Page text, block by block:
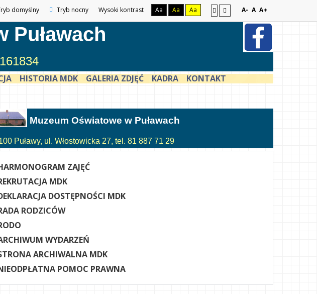
domyślny Tryb nocny Wysoki kontrast Aa Aa Aa A- A A+
Puławach
HISTORIA MDK GALERIA ZDJĘĆ KADRA KONTAKT
Muzeum Oświatowe w Puławach
Puławy, ul. Włostowicka 27, tel. 81 887 71 29
ZAJĘĆ
MDK
DOSTĘPNOŚCI MDK
RODZICÓW
WYDARZEŃ
ARCHIWALNA MDK
POMOC PRAWNA